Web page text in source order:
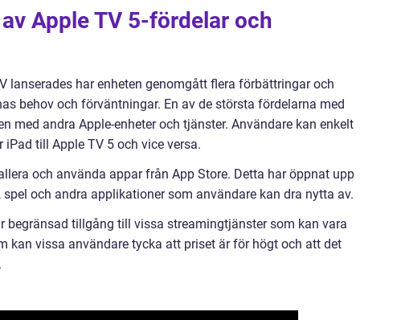
Apple TV 5-fördelar och
lanserades har enheten genomgått flera förbättringar och
behov och förväntningar. En av de största fördelarna med
med andra Apple-enheter och tjänster. Användare kan enkelt
till Apple TV 5 och vice versa.
och använda appar från App Store. Detta har öppnat upp
och andra applikationer som användare kan dra nytta av.
begränsad tillgång till vissa streamingtjänster som kan vara
kan vissa användare tycka att priset är för högt och att det